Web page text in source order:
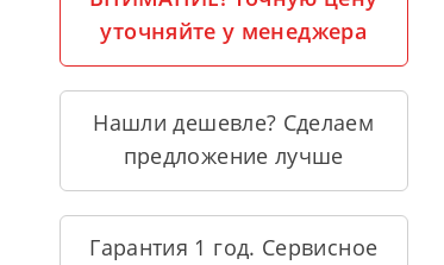
уточняйте у менеджера
Нашли дешевле? Сделаем
предложение лучше
Гарантия 1 год. Сервисное